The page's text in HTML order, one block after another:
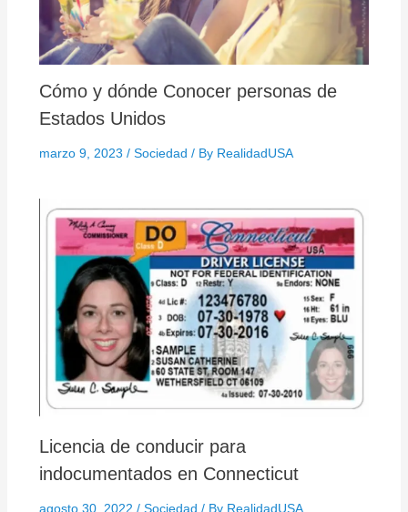
Cómo y dónde Conocer personas de
Estados Unidos
marzo 9, 2023 / Sociedad / By RealidadUSA
Licencia de conducir para
indocumentados en Connecticut
agosto 30, 2022 / Sociedad / By RealidadUSA